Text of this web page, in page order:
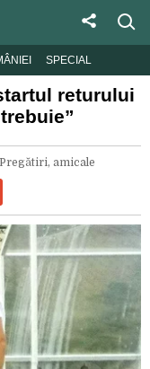
SPECIAL
returului
Pregătiri, amicale